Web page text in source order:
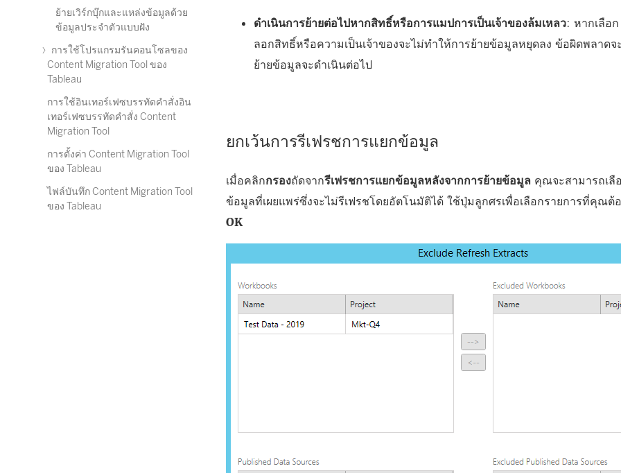
ย้ายเวิร์กบุ๊กและแหล่งข้อมูลด้วย
ข้อมูลประจำตัวแบบฝัง
การใช้โปรแกรมรันคอนโซลของ
Content Migration Tool ของ
Tableau
การใช้อินเทอร์เฟซบรรทัดคำสั่งอิน
เทอร์เฟซบรรทัดคำสั่ง Content
Migration Tool
การตั้งค่า Content Migration Tool
ของ Tableau
ไฟล์บันทึก Content Migration Tool
ของ Tableau
ดำเนินการย้ายต่อไปหากสิทธิ์หรือการแมปการเป็นเจ้าของล้มเหลว: หากเลือ
ลอกสิทธิ์หรือความเป็นเจ้าของจะไม่ทำให้การย้ายข้อมูลหยุดลง ข้อผิดพลาด
ย้ายข้อมูลจะดำเนินต่อไป
ยกเว้นการรีเฟรชการแยกข้อมูล
เมื่อคลิกกรองถัดจากรีเฟรชการแยกข้อมูลหลังจากการย้ายข้อมูล คุณจะสามารถเลื
ข้อมูลที่เผยแพร่ซึ่งจะไม่รีเฟรชโดยอัตโนมัติได้ ใช้ปุ่มลูกศรเพื่อเลือกรายการที่คุณต้
OK